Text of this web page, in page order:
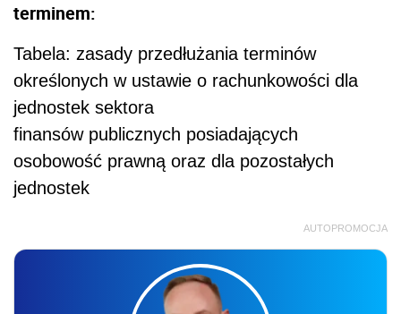
terminem:
Tabela: zasady przedłużania terminów
określonych w ustawie o rachunkowości dla
jednostek sektora
finansów publicznych posiadających
osobowość prawną oraz dla pozostałych
jednostek
AUTOPROMOCJA